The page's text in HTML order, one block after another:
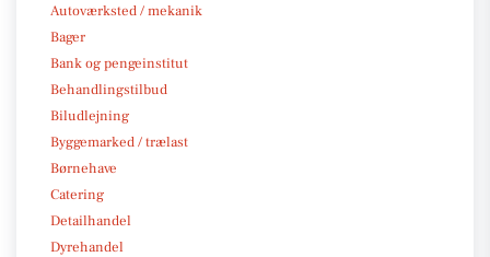
Autoværksted / mekanik
Bager
Bank og pengeinstitut
Behandlingstilbud
Biludlejning
Byggemarked / trælast
Børnehave
Catering
Detailhandel
Dyrehandel